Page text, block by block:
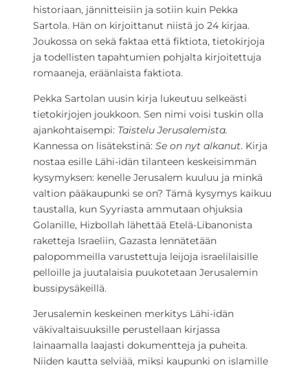
historiaan, jännitteisiin ja sotiin kuin Pekka
Sartola. Hän on kirjoittanut niistä jo 24 kirjaa.
Joukossa on sekä faktaa että fiktiota, tietokirjoja
ja todellisten tapahtumien pohjalta kirjoitettuja
romaaneja, eräänlaista faktiota.
Pekka Sartolan uusin kirja lukeutuu selkeästi
tietokirjojen joukkoon. Sen nimi voisi tuskin olla
ajankohtaisempi: Taistelu Jerusalemista.
Kannessa on lisätekstinä: Se on nyt alkanut. Kirja
nostaa esille Lähi-idän tilanteen keskeisimmän
kysymyksen: kenelle Jerusalem kuuluu ja minkä
valtion pääkaupunki se on? Tämä kysymys kaikuu
taustalla, kun Syyriasta ammutaan ohjuksia
Golanille, Hizbollah lähettää Etelä-Libanonista
raketteja Israeliin, Gazasta lennätetään
palopommeilla varustettuja leijoja israelilaisille
pelloille ja juutalaisia puukotetaan Jerusalemin
bussipysäkeillä.
Jerusalemin keskeinen merkitys Lähi-idän
väkivaltaisuuksille perustellaan kirjassa
lainaamalla laajasti dokumentteja ja puheita.
Niiden kautta selviää, miksi kaupunki on islamille